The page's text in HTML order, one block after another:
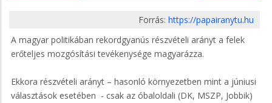
Forrás: https://papairanytu.hu
A magyar politikában rekordgyanús részvételi arányt a felek
erőteljes mozgósítási tevékenysége magyarázza.
Ekkora részvételi arányt – hasonló környezetben mint a júniusi
választások esetében - csak az óbaloldali (DK, MSZP, Jobbik)